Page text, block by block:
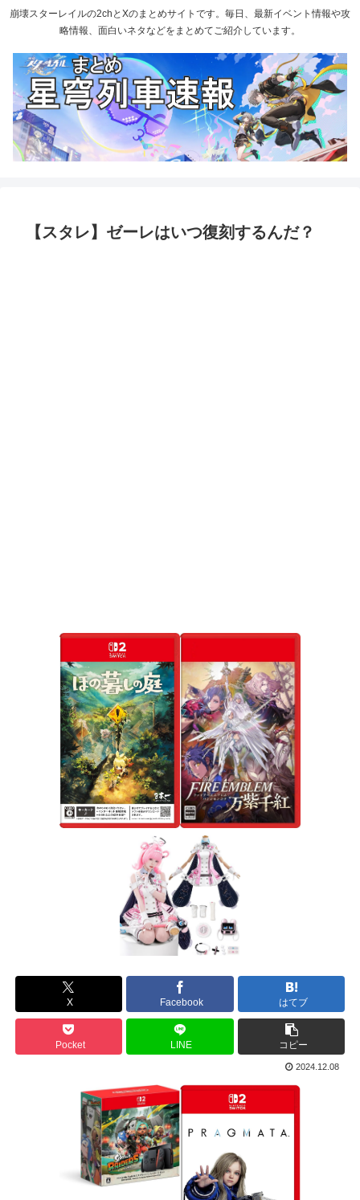
崩壊スターレイルの2chとXのまとめサイトです。毎日、最新イベント情報や攻
略情報、面白いネタなどをまとめてご紹介しています。
【スタレ】ゼーレはいつ復刻するんだ？
X Facebook はてブ
Pocket LINE コピー
2024.12.08